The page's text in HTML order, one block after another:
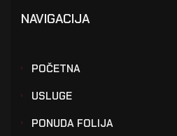
NAVIGACIJA
POČETNA
USLUGE
PONUDA FOLIJA